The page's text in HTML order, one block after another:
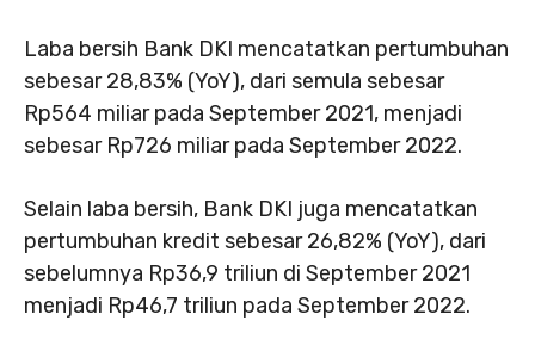
Laba bersih Bank DKI mencatatkan pertumbuhan
sebesar 28,83% (YoY), dari semula sebesar
Rp564 miliar pada September 2021, menjadi
sebesar Rp726 miliar pada September 2022.
Selain laba bersih, Bank DKI juga mencatatkan
pertumbuhan kredit sebesar 26,82% (YoY), dari
sebelumnya Rp36,9 triliun di September 2021
menjadi Rp46,7 triliun pada September 2022.